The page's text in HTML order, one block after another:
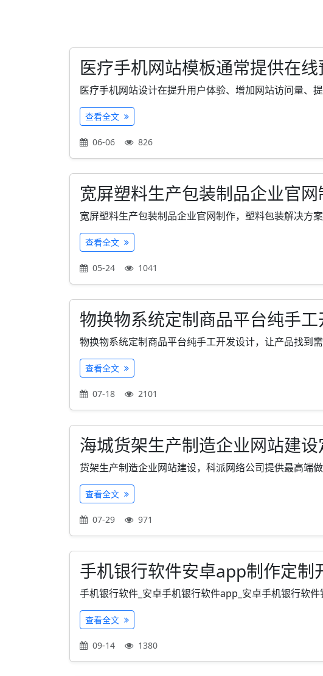
医疗手机网站模板通常提供在
医疗手机网站设计在提升用户体验、增加网站访问量、
查看全文
06-06 826
宽屏塑料生产包装制品企业官网
宽屏塑料生产包装制品企业官网制作，塑料包装解决方
查看全文
05-24 1041
物换物系统定制商品平台纯手
物换物系统定制商品平台纯手工开发设计，让产品找到
查看全文
07-18 2101
海城货架生产制造企业网站建设
货架生产制造企业网站建设，科派网络公司提供最高端
查看全文
07-29 971
手机银行软件安卓app制作定制
手机银行软件_安卓手机银行软件app_安卓手机银行软
查看全文
09-14 1380